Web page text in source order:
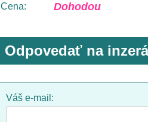
Cena:
Dohodou
Odpovedať na
Váš e-mail: